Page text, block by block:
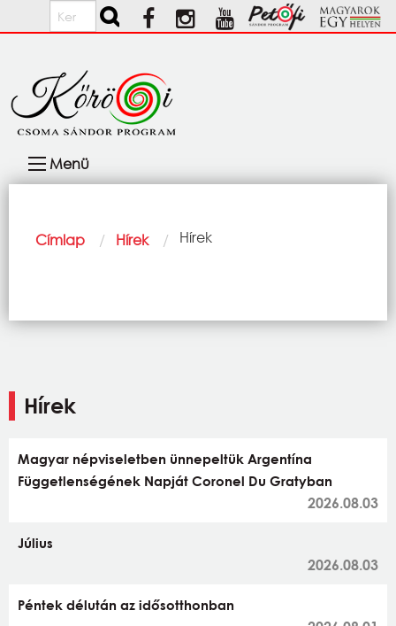
Ugrás a tartalomra
Keresés
navigáció
Menü
Morzsa
Címlap Hírek Current:
Hírek
Hírek
Magyar népviseletben ünnepeltük Argentína
Függetlenségének Napját Coronel Du Gratyban
2026.08.03
Július
2026.08.03
Péntek délután az idősotthonban